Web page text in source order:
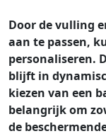
Door de vulling
aan te passen,
personaliseren.
blijft in
kiezen van een
belangrijk om
de